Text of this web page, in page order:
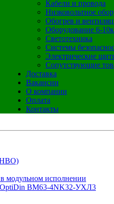
Кабели и провода
Низковольтное
Обогрев и
Оборудование 6-
Светотехника
Системы
Электрические
Сопутствующие
Доставка
Вакансии
О компании
Оплата
Контакты
модульном исполнении
OptiDin BM63-4NK32-УХЛ3